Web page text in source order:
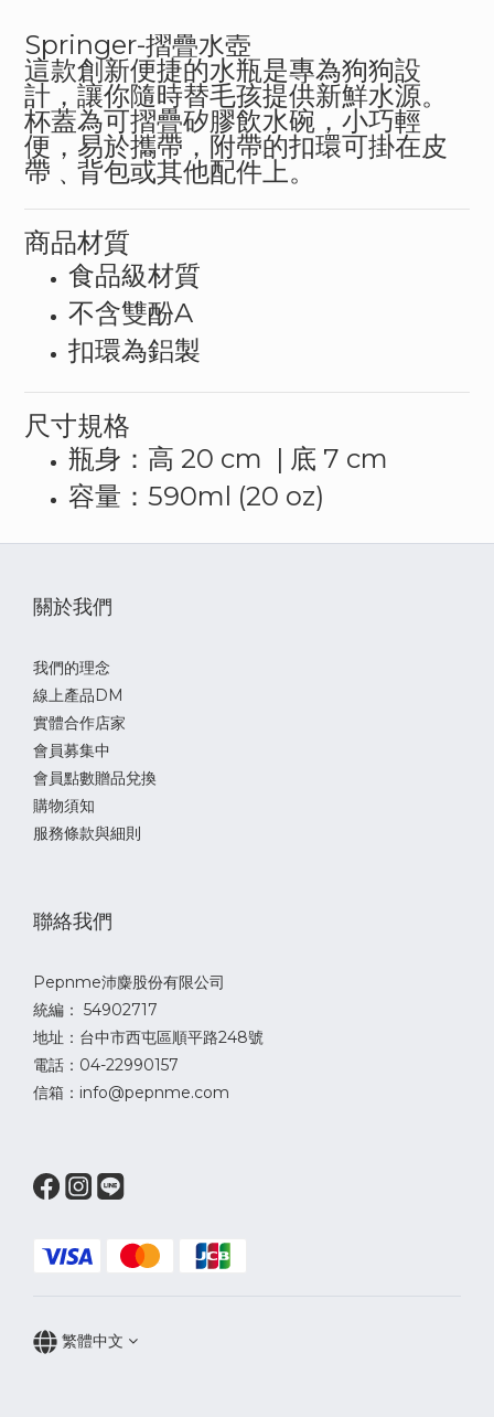
Springer-摺疊水壺
這款創新便捷的水瓶是專為狗狗設
計，讓你隨時替毛孩提供新鮮水源。
杯蓋為可摺疊矽膠飲水碗，小巧輕
便，易於攜帶，附帶的扣環可掛在皮
帶 ﹑ 背包或其他配件上。
商品材質
食品級材質
不含雙酚A
扣環為鋁製
尺寸規格
瓶身：高 20 cm | 底 7 cm
容量： 590ml (20 oz)
關於我們
我們的理念
線上產品DM
實體合作店家
會員募集中
會員點數贈品兌換
購物須知
服務條款與細則
聯絡我們
Pepnme沛麋股份有限公司
統編： 54902717
地址：台中市西屯區順平路248號
電話：04-22990157
信箱：info@pepnme.com
繁體中文